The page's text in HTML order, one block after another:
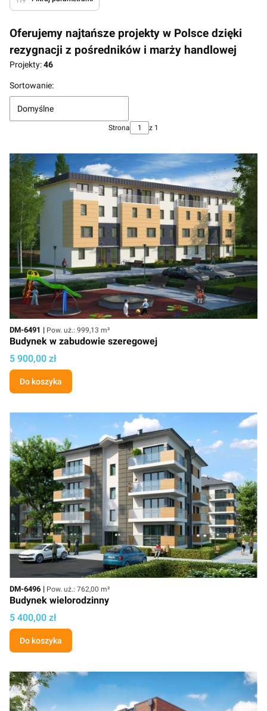
Oferujemy najtańsze projekty w Polsce dzięki
rezygnacji z pośredników i marży handlowej
Projekty:46
Lista produktów
Sortowanie:
Domyślne
Strona z 1
Kod
DM-6491 Powierzchnia użytkowa
Pow. uż.: 999,13 m²
Budynek w zabudowie szeregowej
Cena projektu
5 900,00 zł
Do koszyka
Kod
DM-6496 Powierzchnia użytkowa
Pow. uż.: 762,00 m²
Budynek wielorodzinny
Cena projektu
5 400,00 zł
Do koszyka